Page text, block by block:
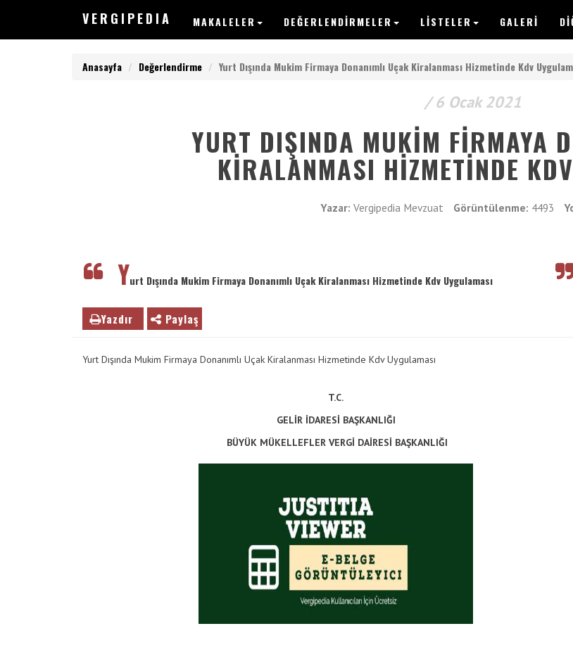
VERGIPEDIA MAKALELER DEĞERLENDIRMELER LISTELER GALERI
Anasayfa Değerlendirme Yurt Dışında Mukim Firmaya Donanımlı Uçak Kiralanması Hizmetinde Kdv
/ 6 Ocak 2021
YURT DIŞINDA MUKIM FIRMAYA
KIRALANMASI HIZMETINDE
Yazar: Vergipedia Mevzuat Görüntülenme: 4493
Yurt Dışında Mukim Firmaya Donanımlı Uçak Kiralanması Hizmetinde Kdv Uygulaması
Yazdır Paylaş
Yurt Dışında Mukim Firmaya Donanımlı Uçak Kiralanması Hizmetinde Kdv Uygulaması
T.C.
GELİR İDARESİ BAŞKANLIĞI
BÜYÜK MÜKELLEFLER VERGİ DAİRESİ BAŞKANLIĞI
VERGIPEDIA
Anasayfa
Yazılar
Makaleler
Listeler
İletişim